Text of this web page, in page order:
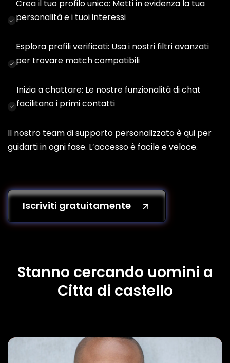
Crea il tuo profilo unico: Metti in evidenza la tua
personalità e i tuoi interessi
Esplora profili verificati: Usa i nostri filtri avanzati
per trovare match compatibili
Inizia a chattare: Le nostre funzionalità di chat
facilitano i primi contatti
Il nostro team di supporto personalizzato è qui per
guidarti in ogni fase. L’accesso è facile e veloce.
Iscriviti gratuitamente
Stanno cercando uomini a
Citta di castello